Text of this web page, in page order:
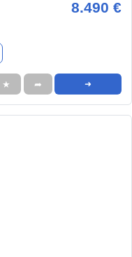
8.490 €
★ ➦ ➜